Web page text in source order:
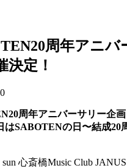
周年アニバ
決定！
周年アニバーサリー企画
はSABOTENの日〜結成20
sun 心斎橋Music Club